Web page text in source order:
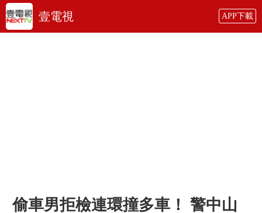
壹電視 APP下載
偷車男拒檢連環撞多車！ 警中山